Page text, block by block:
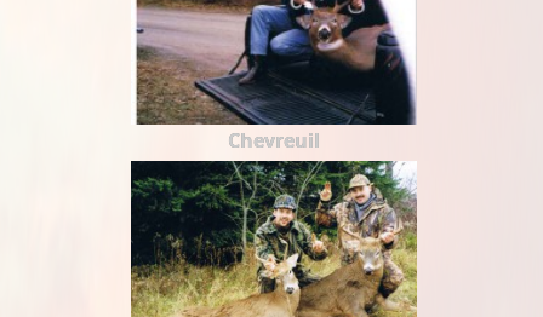
Chevreuil